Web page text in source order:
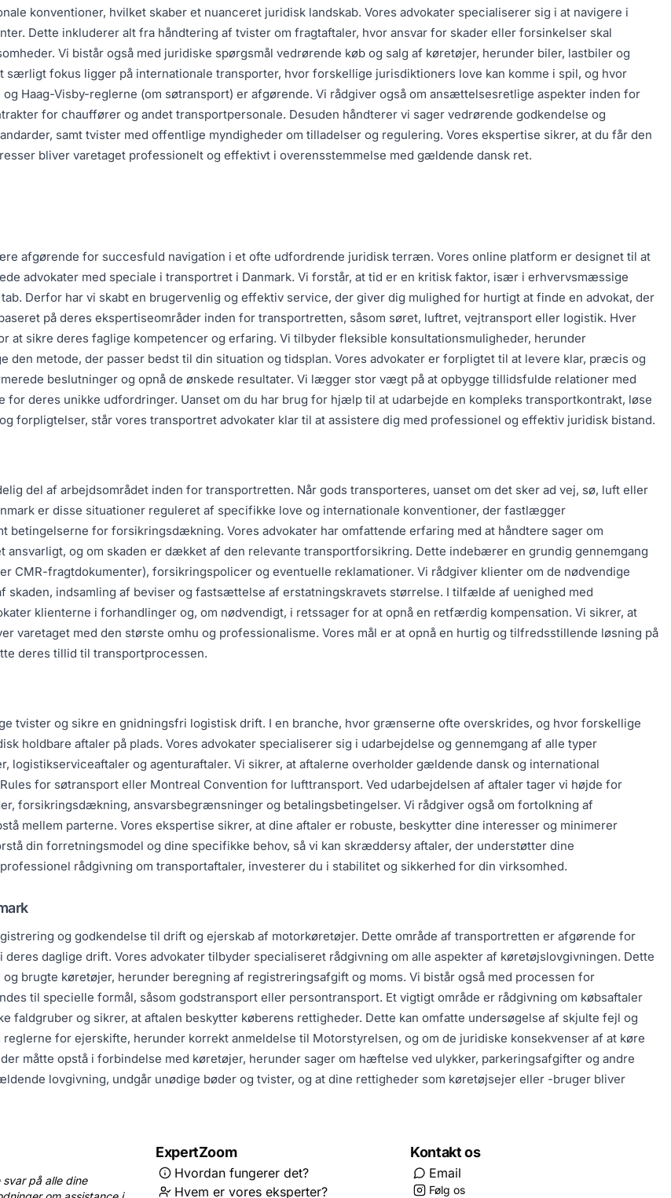
konventioner, hvilket skaber et nuanceret juridisk landskab. Vores advokater specialiserer sig i at navigere i
Dette inkluderer alt fra håndtering af tvister om fragtaftaler, hvor ansvar for skader eller forsinkelser skal
Vi bistår også med juridiske spørgsmål vedrørende køb og salg af køretøjer, herunder biler, lastbiler og
særligt fokus ligger på internationale transporter, hvor forskellige jurisdiktioners love kan komme i spil, og hvor
Haag-Visby-reglerne (om søtransport) er afgørende. Vi rådgiver også om ansættelsesretlige aspekter inden for
for chauffører og andet transportpersonale. Desuden håndterer vi sager vedrørende godkendelse og
samt tvister med offentlige myndigheder om tilladelser og regulering. Vores ekspertise sikrer, at du får den
bliver varetaget professionelt og effektivt i overensstemmelse med gældende dansk ret.
afgørende for succesfuld navigation i et ofte udfordrende juridisk terræn. Vores online platform er designet til at
advokater med speciale i transportret i Danmark. Vi forstår, at tid er en kritisk faktor, især i erhvervsmæssige
Derfor har vi skabt en brugervenlig og effektiv service, der giver dig mulighed for hurtigt at finde en advokat, der
på deres ekspertiseområder inden for transportretten, såsom søret, luftret, vejtransport eller logistik. Hver
at sikre deres faglige kompetencer og erfaring. Vi tilbyder fleksible konsultationsmuligheder, herunder
metode, der passer bedst til din situation og tidsplan. Vores advokater er forpligtet til at levere klar, præcis og
beslutninger og opnå de ønskede resultater. Vi lægger stor vægt på at opbygge tillidsfulde relationer med
for deres unikke udfordringer. Uanset om du har brug for hjælp til at udarbejde en kompleks transportkontrakt, løse
forpligtelser, står vores transportret advokater klar til at assistere dig med professionel og effektiv juridisk bistand.
del af arbejdsområdet inden for transportretten. Når gods transporteres, uanset om det sker ad vej, sø, luft eller
er disse situationer reguleret af specifikke love og internationale konventioner, der fastlægger
betingelserne for forsikringsdækning. Vores advokater har omfattende erfaring med at håndtere sager om
ansvarligt, og om skaden er dækket af den relevante transportforsikring. Dette indebærer en grundig gennemgang
CMR-fragtdokumenter), forsikringspolicer og eventuelle reklamationer. Vi rådgiver klienter om de nødvendige
indsamling af beviser og fastsættelse af erstatningskravets størrelse. I tilfælde af uenighed med
klienterne i forhandlinger og, om nødvendigt, i retssager for at opnå en retfærdig kompensation. Vi sikrer, at
varetaget med den største omhu og professionalisme. Vores mål er at opnå en hurtig og tilfredsstillende løsning på
deres tillid til transportprocessen.
tvister og sikre en gnidningsfri logistisk drift. I en branche, hvor grænserne ofte overskrides, og hvor forskellige
holdbare aftaler på plads. Vores advokater specialiserer sig i udarbejdelse og gennemgang af alle typer
logistikserviceaftaler og agenturaftaler. Vi sikrer, at aftalerne overholder gældende dansk og international
for søtransport eller Montreal Convention for lufttransport. Ved udarbejdelsen af aftaler tager vi højde for
forsikringsdækning, ansvarsbegrænsninger og betalingsbetingelser. Vi rådgiver også om fortolkning af
mellem parterne. Vores ekspertise sikrer, at dine aftaler er robuste, beskytter dine interesser og minimerer
din forretningsmodel og dine specifikke behov, så vi kan skræddersy aftaler, der understøtter dine
rådgivning om transportaftaler, investerer du i stabilitet og sikkerhed for din virksomhed.
og godkendelse til drift og ejerskab af motorkøretøjer. Dette område af transportretten er afgørende for
daglige drift. Vores advokater tilbyder specialiseret rådgivning om alle aspekter af køretøjslovgivningen. Dette
brugte køretøjer, herunder beregning af registreringsafgift og moms. Vi bistår også med processen for
til specielle formål, såsom godstransport eller persontransport. Et vigtigt område er rådgivning om købsaftaler
og sikrer, at aftalen beskytter køberens rettigheder. Dette kan omfatte undersøgelse af skjulte fejl og
for ejerskifte, herunder korrekt anmeldelse til Motorstyrelsen, og om de juridiske konsekvenser af at køre
måtte opstå i forbindelse med køretøjer, herunder sager om hæftelse ved ulykker, parkeringsafgifter og andre
lovgivning, undgår unødige bøder og tvister, og at dine rettigheder som køretøjsejer eller -bruger bliver
på alle dine
ExpertZoom
Hvordan fungerer det?
Hvem er vores eksperter?
Kontakt os
Email
Følg os